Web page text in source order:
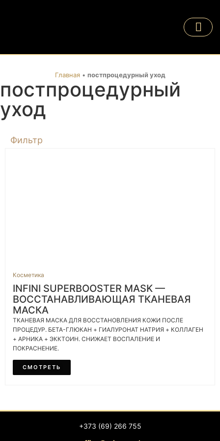
Главная• постпроцедурный уход
постпроцедурный
уход
Фильтр
Косметика
INFINI SUPERBOOSTER MASK —
ВОССТАНАВЛИВАЮЩАЯ ТКАНЕВАЯ
МАСКА
ТКАНЕВАЯ МАСКА ДЛЯ ВОССТАНОВЛЕНИЯ КОЖИ ПОСЛЕ
ПРОЦЕДУР. БЕТА-ГЛЮКАН + ГИАЛУРОНАТ НАТРИЯ + КОЛЛАГЕН
+ АРНИКА + ЭККТОИН. СНИЖАЕТ ВОСПАЛЕНИЕ И
ПОКРАСНЕНИЕ.
СМОТРЕТЬ
+373 (69) 266 755